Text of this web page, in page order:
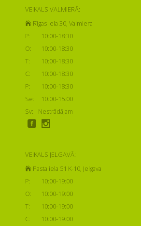
VEIKALS VALMIERĀ:
Rīgas iela 30, Valmiera
P:
10:00-18:30
O:
10:00-18:30
T:
10:00-18:30
C:
10:00-18:30
P:
10:00-18:30
Se:
10:00-15:00
Sv:
Nestrādājam
VEIKALS JELGAVĀ:
Pasta iela 51 K-10, Jelgava
P:
10:00-19:00
O:
10:00-19:00
T:
10:00-19:00
C:
10:00-19:00